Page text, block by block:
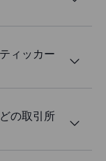
ィッカー
の取引所